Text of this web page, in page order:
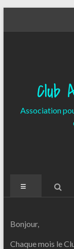
contenu
Club
Association
Menu
Bonjour,
Chaque mois le